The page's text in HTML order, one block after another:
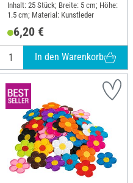
Inhalt: 25 Stück; Breite: 5 cm; Höhe:
1.5 cm; Material: Kunstleder
6,20 €
In den Warenkorb